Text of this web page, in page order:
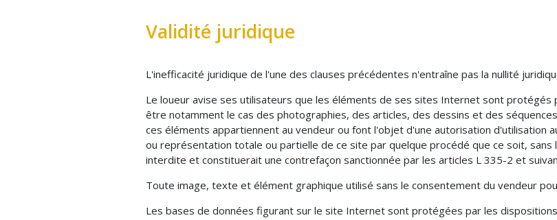
Validité juridique
L'inefficacité juridique de l'une des clauses précédentes n'entraîne pas la nullité
Le loueur avise ses utilisateurs que les éléments de ses sites Internet sont protégés
être notamment le cas des photographies, des articles, des dessins et des
ces éléments appartiennent au vendeur ou font l'objet d'une autorisation d'utilisation
ou représentation totale ou partielle de ce site par quelque procédé que ce soit,
interdite et constituerait une contrefaçon sanctionnée par les articles L 335-2 et
Toute image, texte et élément graphique utilisé sans le consentement du vendeur
Les bases de données figurant sur le site Internet sont protégées par les